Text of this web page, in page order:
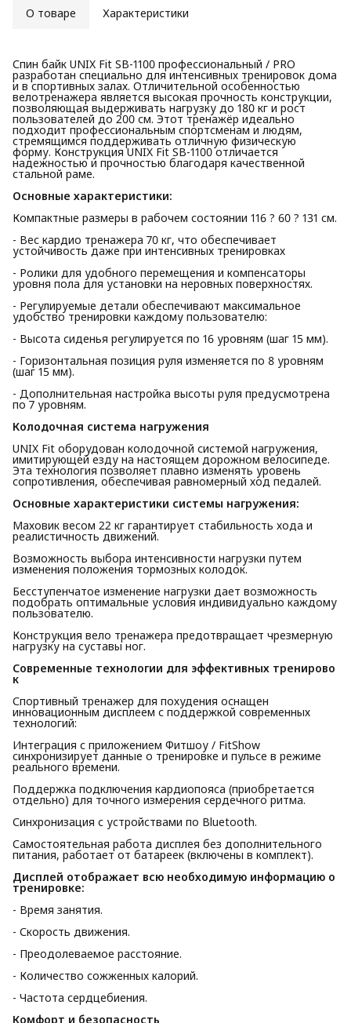
О товаре Характеристики
Спин байк UNIX Fit SB-1100 профессиональный / PRO
разработан специально для интенсивных тренировок дома
и в спортивных залах. Отличительной особенностью
велотренажера является высокая прочность конструкции,
позволяющая выдерживать нагрузку до 180 кг и рост
пользователей до 200 см. Этот тренажёр идеально
подходит профессиональным спортсменам и людям,
стремящимся поддерживать отличную физическую
форму. Конструкция UNIX Fit SB-1100 отличается
надежностью и прочностью благодаря качественной
стальной раме.
Основные характеристики:
Компактные размеры в рабочем состоянии 116 ? 60 ? 131 см.
- Вес кардио тренажера 70 кг, что обеспечивает
устойчивость даже при интенсивных тренировках
- Ролики для удобного перемещения и компенсаторы
уровня пола для установки на неровных поверхностях.
- Регулируемые детали обеспечивают максимальное
удобство тренировки каждому пользователю:
- Высота сиденья регулируется по 16 уровням (шаг 15 мм).
- Горизонтальная позиция руля изменяется по 8 уровням
(шаг 15 мм).
- Дополнительная настройка высоты руля предусмотрена
по 7 уровням.
Колодочная система нагружения
UNIX Fit оборудован колодочной системой нагружения,
имитирующей езду на настоящем дорожном велосипеде.
Эта технология позволяет плавно изменять уровень
сопротивления, обеспечивая равномерный ход педалей.
Основные характеристики системы нагружения:
Маховик весом 22 кг гарантирует стабильность хода и
реалистичность движений.
Возможность выбора интенсивности нагрузки путем
изменения положения тормозных колодок.
Бесступенчатое изменение нагрузки дает возможность
подобрать оптимальные условия индивидуально каждому
пользователю.
Конструкция вело тренажера предотвращает чрезмерную
нагрузку на суставы ног.
Современные технологии для эффективных тренирово
к
Спортивный тренажер для похудения оснащен
инновационным дисплеем с поддержкой современных
технологий:
Интеграция с приложением Фитшоу / FitShow
синхронизирует данные о тренировке и пульсе в режиме
реального времени.
Поддержка подключения кардиопояса (приобретается
отдельно) для точного измерения сердечного ритма.
Синхронизация с устройствами по Bluetooth.
Самостоятельная работа дисплея без дополнительного
питания, работает от батареек (включены в комплект).
Дисплей отображает всю необходимую информацию о
тренировке:
- Время занятия.
- Скорость движения.
- Преодолеваемое расстояние.
- Количество сожженных калорий.
- Частота сердцебиения.
Комфорт и безопасность